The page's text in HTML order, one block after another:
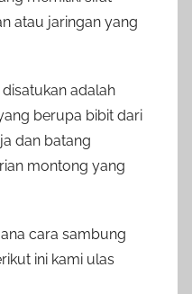
atau jaringan yang
adalah
berupa bibit dari
dan batang
montong yang
cara sambung
ini kami ulas